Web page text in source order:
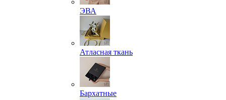
ЭВА
Атласная ткань
Бархатные